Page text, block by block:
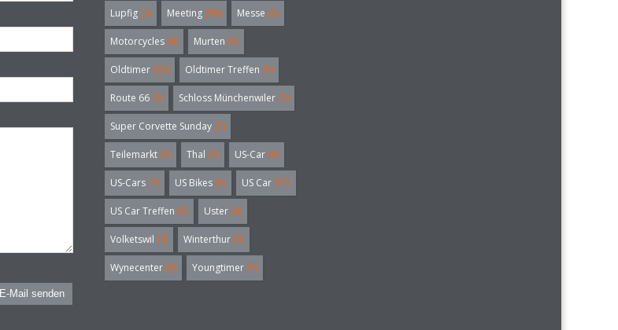
E-Mail senden
Lupfig (3) Meeting (18) Messe (5)
Motorcycles (4) Murten (3)
Oldtimer (32) Oldtimer Treffen (5)
Route 66 (3) Schloss Münchenwiler (3)
Super Corvette Sunday (5)
Teilemarkt (4) Thal (3) US-Car (6)
US-Cars (7) US Bikes (5) US Car (57)
US Car Treffen (6) Uster (4)
Volketswil (3) Winterthur (3)
Wynecenter (3) Youngtimer (5)